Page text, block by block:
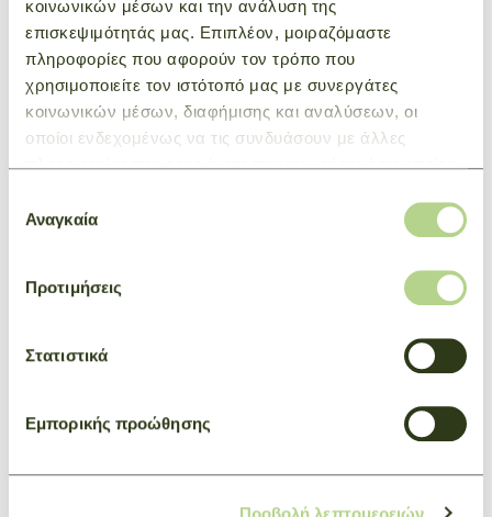
κοινωνικών μέσων και την ανάλυση της
επισκεψιμότητάς μας. Επιπλέον, μοιραζόμαστε
πληροφορίες που αφορούν τον τρόπο που
χρησιμοποιείτε τον ιστότοπό μας με συνεργάτες
κοινωνικών μέσων, διαφήμισης και αναλύσεων, οι
οποίοι ενδεχομένως να τις συνδυάσουν με άλλες
πληροφορίες που τους έχετε παραχωρήσει ή τις οποίες
των υπηρεσιών τους.
συγκατάθεσης
Αναγκαία
Προτιμήσεις
Στατιστικά
Εμπορικής προώθησης
Προβολή λεπτομερειών
Inspired by stirrups, the pin buckle elevates the handle
and accentuates the beauty of the cowhide leather.
YOU WILL LIKE ALSO